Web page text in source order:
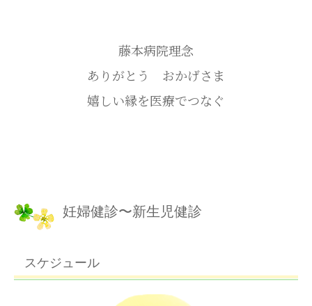
藤本病院理念
ありがとう おかげさま
嬉しい縁を医療でつなぐ
妊婦健診〜新生児健診
スケジュール